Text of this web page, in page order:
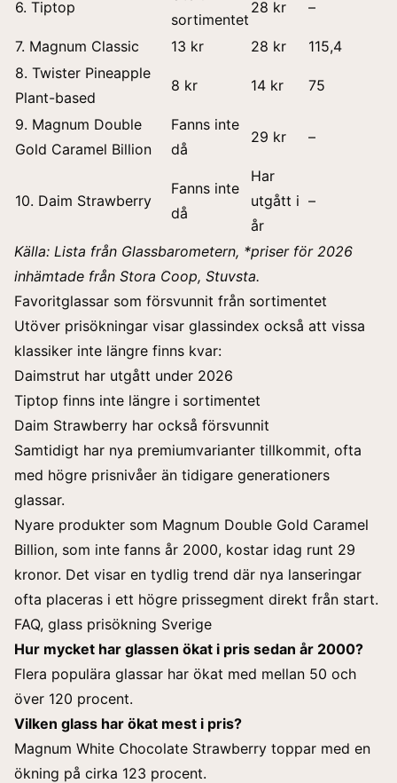
6. Tiptop
sortimentet
28 kr –
7. Magnum Classic 13 kr 28 kr
115,4
8. Twister Pineapple
Plant-based
8 kr 14 kr 75
9. Magnum Double
Gold Caramel Billion
Fanns inte
då
29 kr –
10. Daim Strawberry
Fanns inte
då
Har
utgått i
år
–
Källa: Lista från Glassbarometern, *priser för 2026
inhämtade från Stora Coop, Stuvsta.
Favoritglassar som försvunnit från sortimentet
Utöver prisökningar visar glassindex också att vissa
klassiker inte längre finns kvar:
Daimstrut har utgått under 2026
Tiptop finns inte längre i sortimentet
Daim Strawberry har också försvunnit
Samtidigt har nya premiumvarianter tillkommit, ofta
med högre prisnivåer än tidigare generationers
glassar.
Nyare produkter som Magnum Double Gold Caramel
Billion, som inte fanns år 2000, kostar idag runt 29
kronor. Det visar en tydlig trend där nya lanseringar
ofta placeras i ett högre prissegment direkt från start.
FAQ, glass prisökning Sverige
Hur mycket har glassen ökat i pris sedan år 2000?
Flera populära glassar har ökat med mellan 50 och
över 120 procent.
Vilken glass har ökat mest i pris?
Magnum White Chocolate Strawberry toppar med en
ökning på cirka 123 procent.